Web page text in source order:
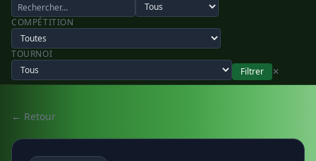
COMPÉTITION
TOURNOI
Filtrer
✕
← Retour